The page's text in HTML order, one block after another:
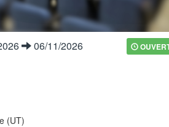
06/11/2026
(UT)